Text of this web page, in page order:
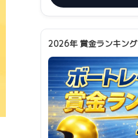
2026年 賞金ランキング